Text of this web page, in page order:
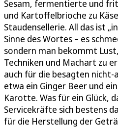
Sesam, fermentierte und
und Kartoffelbrioche zu
Staudensellerie. All das ist
Sinne des Wortes – es
sondern man bekommt
Techniken und Machart zu
auch für die besagten
etwa ein Ginger Beer und
Karotte. Was für ein Glück,
Servicekräfte sich bestens
für die Herstellung der